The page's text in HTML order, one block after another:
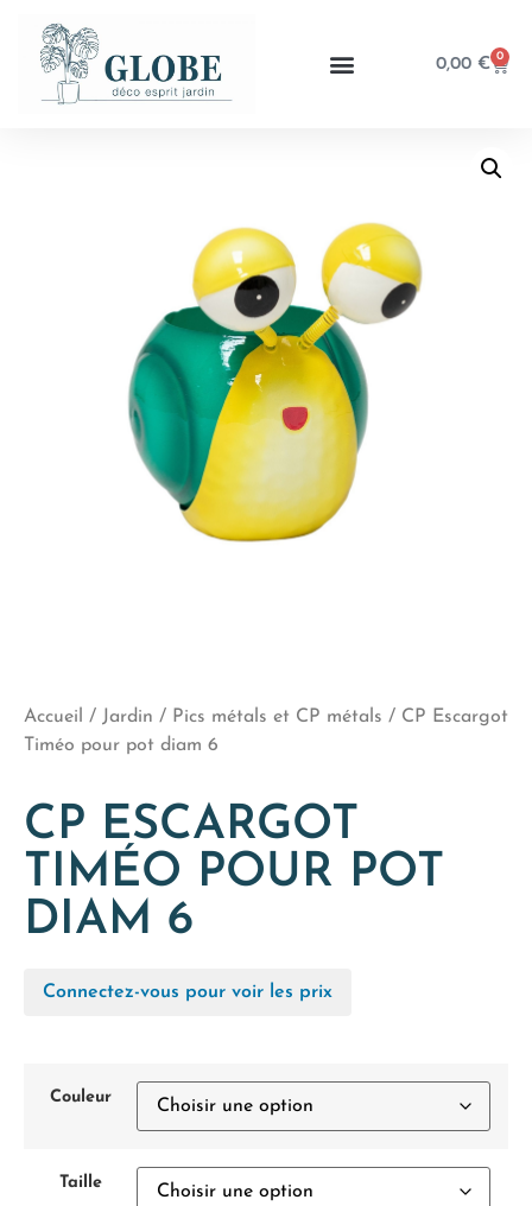
0,00 € 0
Accueil / Jardin / Pics métals et CP métals / CP Escargot
Timéo pour pot diam 6
CP ESCARGOT
TIMÉO POUR POT
DIAM 6
Connectez-vous pour voir les prix
Couleur
Taille